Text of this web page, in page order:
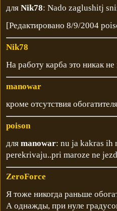
для Nik78: Nado zaglushitj
[Редактировано 8/9/2004
Nik78
На работу карба это никак не
manowar
кроме отсутствия
poison
для manowar: nu ja kakras ih
perekrivaju..pri maroze ne
ZeroForce
Я тоже никогда раньше
А однажды, при нуле